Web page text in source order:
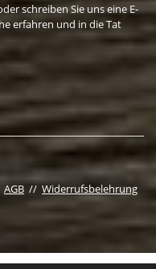
schreiben Sie uns eine E-
erfahren und in die Tat
AGB // Widerrufsbelehrung